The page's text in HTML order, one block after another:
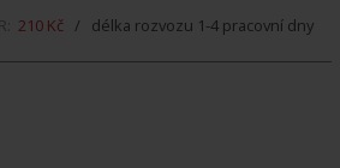
210 Kč / délka rozvozu 1-4 pracovní dny